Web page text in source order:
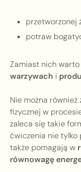
przetworzonej
potraw
Zamiast nich
warzywach i
Nie można
fizycznej w
zaleca się takie
ćwiczenia nie tylko
także pomagają w
równowagę